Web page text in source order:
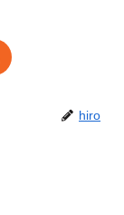
hiro